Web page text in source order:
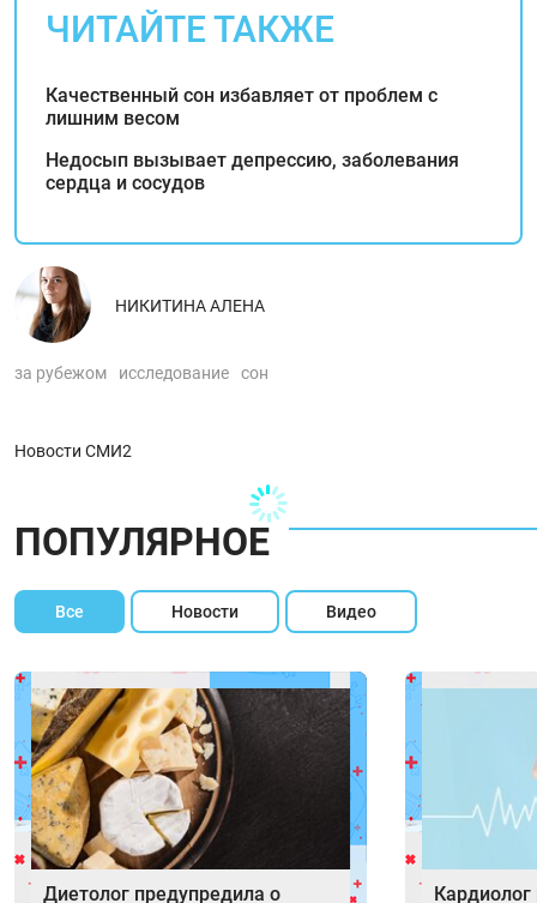
ЧИТАЙТЕ ТАКЖЕ
Качественный сон избавляет от проблем с
лишним весом
Недосып вызывает депрессию, заболевания
сердца и сосудов
НИКИТИНА АЛЕНА
за рубежом исследование сон
Новости СМИ2
ПОПУЛЯРНОЕ
Все Новости Видео
Диетолог предупредила о